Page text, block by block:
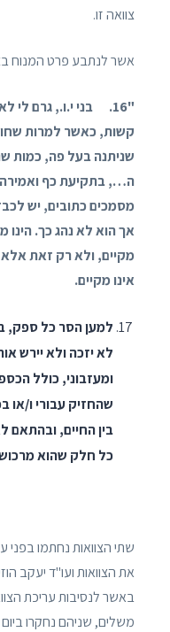
צוואה זו.
אשר לנתבע פרט המנוח
"16. בני י.ו., גרם לי
קשות, כאשר למרות
שניתנה בעל פה, כמות
ה…, בתקיעת כף
מסמכים כתובים, יש
אך הוא לא נהג כך.
מקיים, ולא רק זאת אלא
אינו מקיים.
למען הסר כל ספק,
לא יזכה ולא יירש
ומעזבוני, כולל
שהחזיק עבורי ו/או
בין החיים, ובהתאם
כל חלק שהוא
שתי הצוואות נחתמו
את הצוואות ועו"ד יעקב
באשר לנסיבות עריכת
משלים, שניהם נחקרו ביום 5.8.20.